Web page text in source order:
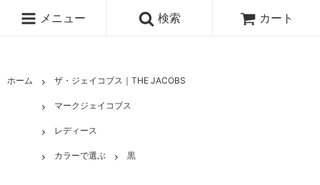
メニュー 検索 カート
ホーム ザ・ジェイコブス｜THE JACOBS
マークジェイコブス
レディース
カラーで選ぶ 黒